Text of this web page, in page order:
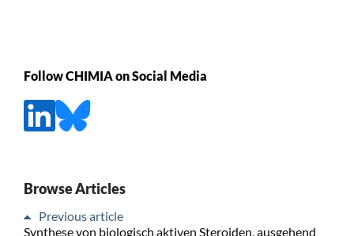
Follow CHIMIA on Social Media
Browse Articles
Previous article
Synthese von biologisch aktiven Steroiden, ausgehend